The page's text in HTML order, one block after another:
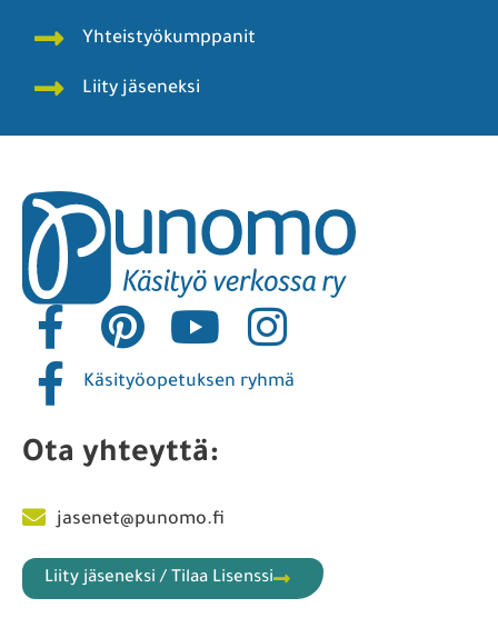
Yhteistyökumppanit
Liity jäseneksi
Käsityöopetuksen ryhmä
Ota yhteyttä:
jasenet@punomo.fi
Liity jäseneksi / Tilaa Lisenssi